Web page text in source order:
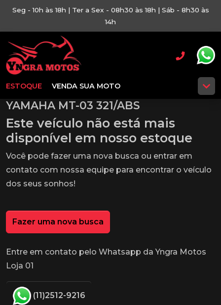
Seg - 10h às 18h | Ter a Sex - 08h30 às 18h | Sáb - 8h30 às
14h
ESTOQUE VENDA SUA MOTO
YAMAHA MT-03 321/ABS
Este veículo não está mais
disponível em nosso estoque
Você pode fazer uma nova busca ou entrar em
contato com nossa equipe para encontrar o veículo
dos seus sonhos!
Fazer uma nova busca
Entre em contato pelo Whatsapp da Yngra Motos
Loja 01
(11)2512-9216